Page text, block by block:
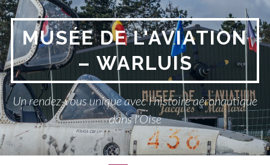
Aller
au
contenuMUSÉE DE L'AVIATION
– WARLUIS
Un rendez-vous unique avec l’histoire aéronautique
dans l'Oise